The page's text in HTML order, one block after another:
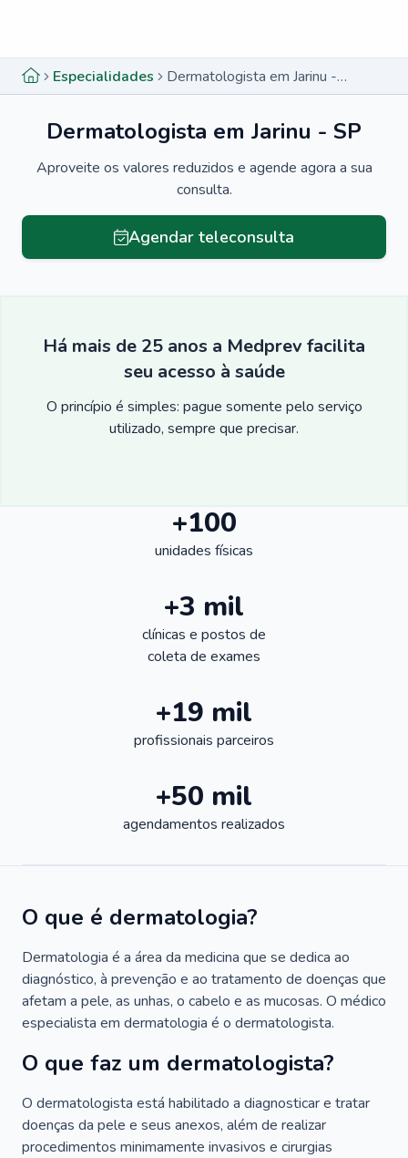
Especialidades Dermatologista em Jarinu - SP
Dermatologista em Jarinu - SP
Aproveite os valores reduzidos e agende agora a sua
consulta.
Agendar teleconsulta
Há mais de 25 anos a Medprev facilita
seu acesso à saúde
O princípio é simples: pague somente pelo serviço
utilizado, sempre que precisar.
+100
unidades físicas
+3 mil
clínicas e postos de
coleta de exames
+19 mil
profissionais parceiros
+50 mil
agendamentos realizados
O que é dermatologia?
Dermatologia é a área da medicina que se dedica ao
diagnóstico, à prevenção e ao tratamento de doenças que
afetam a pele, as unhas, o cabelo e as mucosas. O médico
especialista em dermatologia é o dermatologista.
O que faz um dermatologista?
O dermatologista está habilitado a diagnosticar e tratar
doenças da pele e seus anexos, além de realizar
procedimentos minimamente invasivos e cirurgias